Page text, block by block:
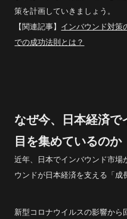
策を計画していきましょう。
【関連記事】 インバウンド対策
での成功法則とは？
なぜ今、日本経済で
目を集めているのか
近年、日本でインバウンド市
ウンドが日本経済を支える「成
新型コロナウイルスの影響から